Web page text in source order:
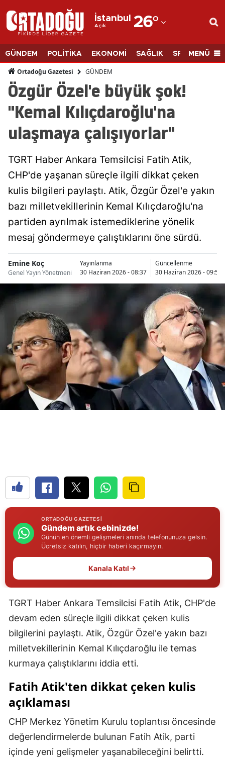
İstanbul
Açık 26°
Adana
Adıyaman
Afyonkarahisar
Ağrı
Amasya
Ankara
Antalya
Artvin
Aydın
Balıkesir
Bilecik
Bingöl
Bitlis
Bursa
Çanakkale
Çankırı
Çorum
Elazığ
Erzurum
Eskişehir
Gaziantep
Giresun
Gümüşhane
Hakkari
Hatay
Isparta
Mersin
Kars
GÜNDEM POLİTİKA EKONOMİ SAĞLIK SPORMENÜ
Ortadoğu Gazetesi GÜNDEM
Özgür Özel'e büyük şok!
"Kemal Kılıçdaroğlu'na
ulaşmaya çalışıyorlar"
TGRT Haber Ankara Temsilcisi Fatih Atik,
CHP'de yaşanan süreçle ilgili dikkat çeken
kulis bilgileri paylaştı. Atik, Özgür Özel'e yakın
bazı milletvekillerinin Kemal Kılıçdaroğlu'na
partiden ayrılmak istemediklerine yönelik
mesaj göndermeye çalıştıklarını öne sürdü.
Emine Koç
Genel Yayın Yönetmeni
Yayınlanma
30 Haziran 2026 - 08:37
Güncellenme
30 Haziran 2026 - 09:54
ORTADOĞU GAZETESI
Gündem artık cebinizde!
Günün en önemli gelişmeleri anında telefonunuza gelsin.
Ücretsiz katılın, hiçbir haberi kaçırmayın.
Kanala Katıl
TGRT Haber Ankara Temsilcisi Fatih Atik, CHP'de
devam eden süreçle ilgili dikkat çeken kulis
bilgilerini paylaştı. Atik, Özgür Özel'e yakın bazı
milletvekillerinin Kemal Kılıçdaroğlu ile temas
kurmaya çalıştıklarını iddia etti.
Fatih Atik'ten dikkat çeken kulis
açıklaması
CHP Merkez Yönetim Kurulu toplantısı öncesinde
değerlendirmelerde bulunan Fatih Atik, parti
içinde yeni gelişmeler yaşanabileceğini belirtti.